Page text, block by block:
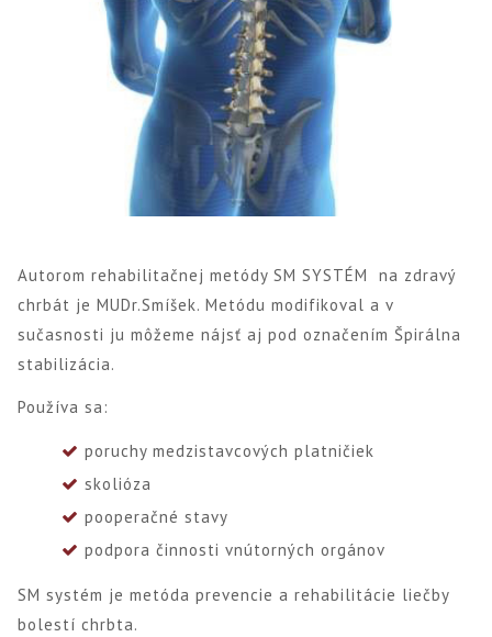
Autorom rehabilitačnej metódy SM SYSTÉM na zdravý
chrbát je MUDr.Smíšek. Metódu modifikoval a v
sučasnosti ju môžeme nájsť aj pod označením Špirálna
stabilizácia.
Používa sa:
poruchy medzistavcových platničiek
skolióza
pooperačné stavy
podpora činnosti vnútorných orgánov
SM systém je metóda prevencie a rehabilitácie liečby
bolestí chrbta.